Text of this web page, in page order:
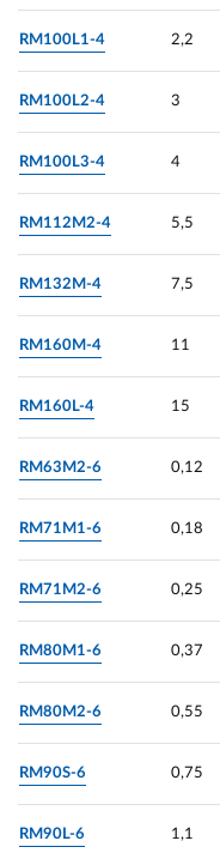
RM100L1-4 2,2
RM100L2-4 3
RM100L3-4 4
RM112M2-4 5,5
RM132M-4 7,5
RM160M-4 11
RM160L-4 15
RM63M2-6 0,12
RM71M1-6 0,18
RM71M2-6 0,25
RM80M1-6 0,37
RM80M2-6 0,55
RM90S-6 0,75
RM90L-6 1,1